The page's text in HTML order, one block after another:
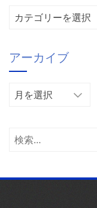
リ
ー
アーカイブ
ア
イ
検